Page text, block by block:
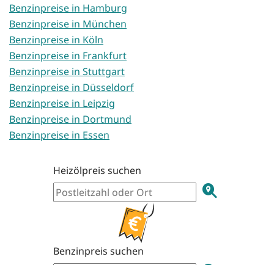
Benzinpreise in Hamburg
Benzinpreise in München
Benzinpreise in Köln
Benzinpreise in Frankfurt
Benzinpreise in Stuttgart
Benzinpreise in Düsseldorf
Benzinpreise in Leipzig
Benzinpreise in Dortmund
Benzinpreise in Essen
Heizölpreis suchen
Benzinpreis suchen